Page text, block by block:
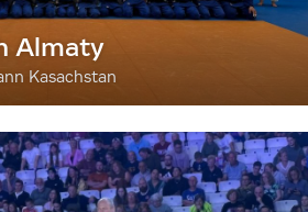
Almaty
Kasachstan